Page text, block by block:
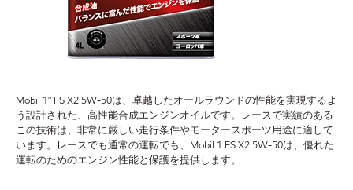
Mobil 1™ FS X2 5W-50は、卓越したオールラウンドの性能を実現するよ
う設計された、高性能合成エンジンオイルです。レースで実績のある
この技術は、非常に厳しい走行条件やモータースポーツ用途に適して
います。レースでも通常の運転でも、Mobil 1 FS X2 5W-50は、優れた
運転のためのエンジン性能と保護を提供します。